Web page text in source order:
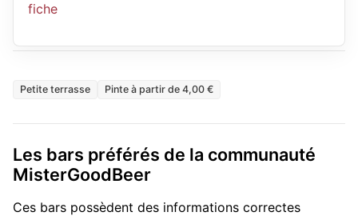
fiche
Petite terrasse Pinte à partir de 4,00 €
Les bars préférés de la communauté
MisterGoodBeer
Ces bars possèdent des informations correctes